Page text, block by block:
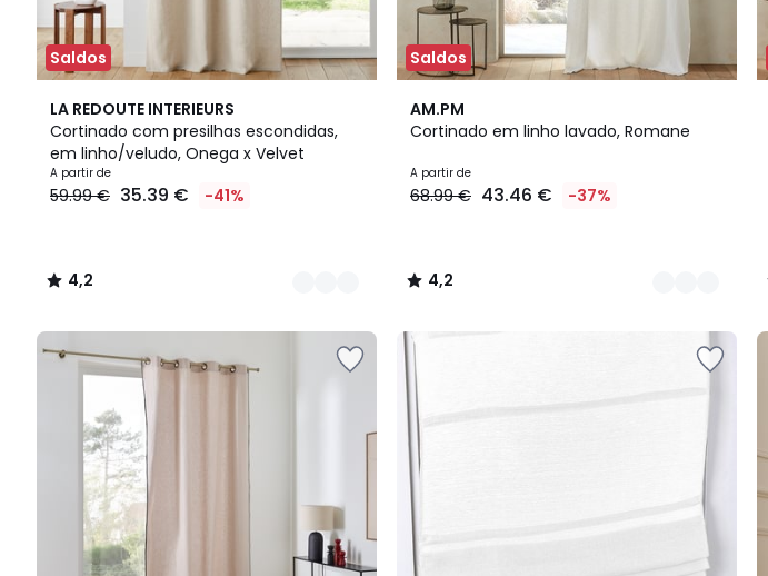
Saldos
LA REDOUTE INTERIEURS
Cortinado com presilhas escondidas,
em linho/veludo, Onega x Velvet
A partir de
59.99 € 35.39 € -41%
4,2
/ 5
3
Cores
4,2
/
Saldos
AM.PM
Cortinado em linho lavado, Romane
A partir de
68.99 € 43.46 € -37%
4,2
/ 5
10
Cores
4,2
/